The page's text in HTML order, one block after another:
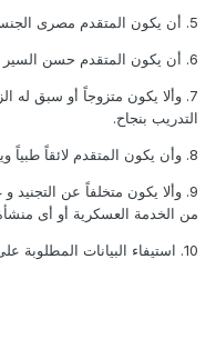
5. أن يكون المتقدم مصرى الجنسية ومن أبوين مصريين.
6. أن يكون المتقدم حسن السير والسلوك.
7. وألا يكون متزوجاً أو سبق له
التدريب بنجاح.
8. وأن يكون المتقدم لائقاً طبياً ويجتاز كل الاختبارات بنجاح.
9. وألا يكون متخلفاً عن التجنيد
من الخدمة العسكرية أو أى
10. استيفاء البيانات المطلوبة على موقع إدارة التجنيد والتعبئة.